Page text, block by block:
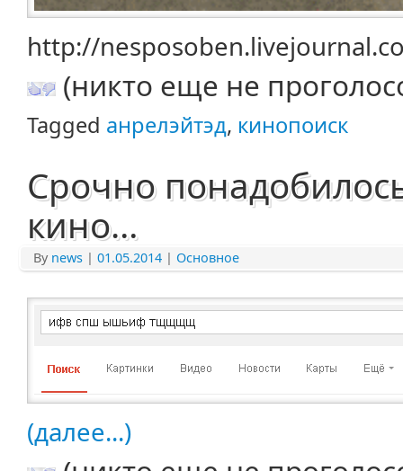
http://
(никто еще не
Tagged анрелэйтэд, кинопоиск
Срочно
кино…
By news | 01.05.2014 | Основное
(далее...)